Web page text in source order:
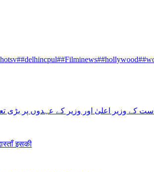
کے وزیر اعلیٰ اور وزیر کے عہدوں پر بڑی
इसकी